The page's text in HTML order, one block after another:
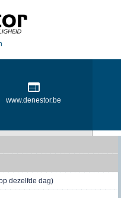
www.denestor.be
Transportportaal
dezelfde dag)